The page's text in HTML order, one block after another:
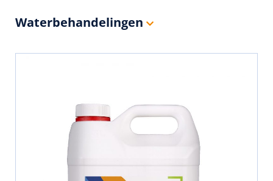
Waterbehandelingen